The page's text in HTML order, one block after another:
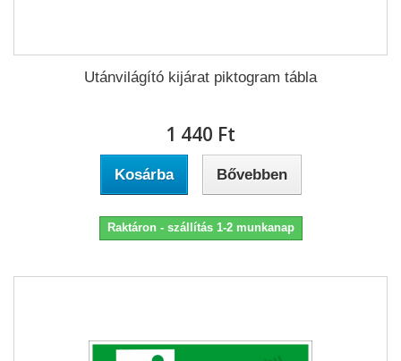
Utánvilágító kijárat piktogram tábla
1 440 Ft‎
Kosárba Bővebben
Raktáron - szállítás 1-2 munkanap